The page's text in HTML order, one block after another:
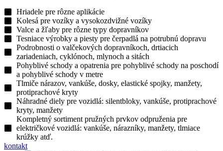
Hriadele pre rôzne aplikácie
Kolesá pre vozíky a vysokozdvižné vozíky
Valce a žľaby pre rôzne typy dopravníkov
Tesniace výrobky a piesty pre čerpadlá na potrubnú dopravu
Podrobnosti o valčekových dopravníkoch, drtiacich
zariadeniach, cyklónoch, mlynoch a sitách
Pohyblivé schody a opatrenia pre pohyblivé schody na poschodí
a pohyblivé schody v metre
Tlmiče nárazov, vankúše, dosky, elastické spojky, manžety,
protiprachové kryty
Náhradné diely pre vozidlá: silentbloky, vankúše, protiprachové
kryty, manžety
Kompletný sortiment pružných prvkov odpruženia pre
električkové vozidlá: vankúše, nárazníky, manžety, tlmiace
krúžky atď.
kontakt